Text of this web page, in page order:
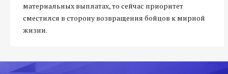
материальных выплатах, то сейчас приоритет
сместился в сторону возвращения бойцов к мирной
жизни.